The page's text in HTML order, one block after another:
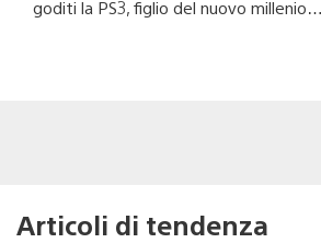
goditi la PS3, figlio del nuovo millenio…
Articoli di tendenza